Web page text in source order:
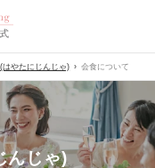
はやたにじんじゃ) 会食について
んじゃ)